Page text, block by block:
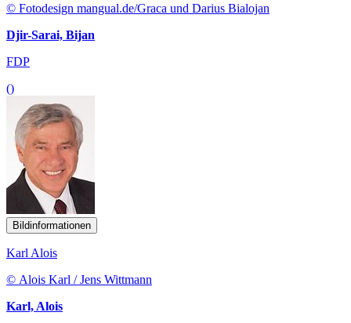
© Fotodesign mangual.de/Graca und Darius Bialojan
Djir-Sarai, Bijan
FDP
()
Bildinformationen
Karl Alois
© Alois Karl / Jens Wittmann
Karl, Alois